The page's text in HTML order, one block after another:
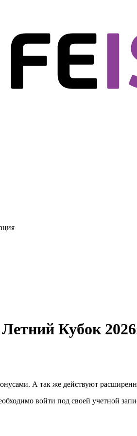
Кубок
А так же действуют
войти под своей учетной